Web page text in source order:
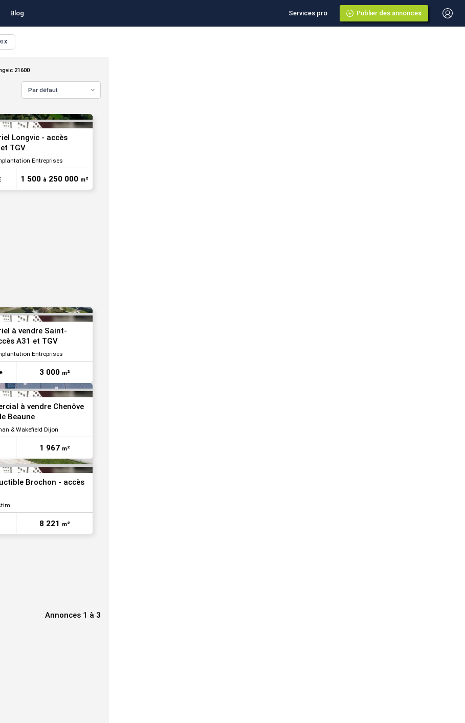
Blog Services pro Publier des annonces
21600
Par défaut
Longvic - accès
TGV
Entreprises
1 500 à 250 000 m²
à vendre Saint-
A31 et TGV
Entreprises
3 000 m²
VOIR TOUTES LES PHOTOS
à vendre Chenôve
Beaune
& Wakefield Dijon
1 967 m²
VOIR TOUTES LES PHOTOS
Brochon - accès
8 221 m²
Annonces 1 à 3